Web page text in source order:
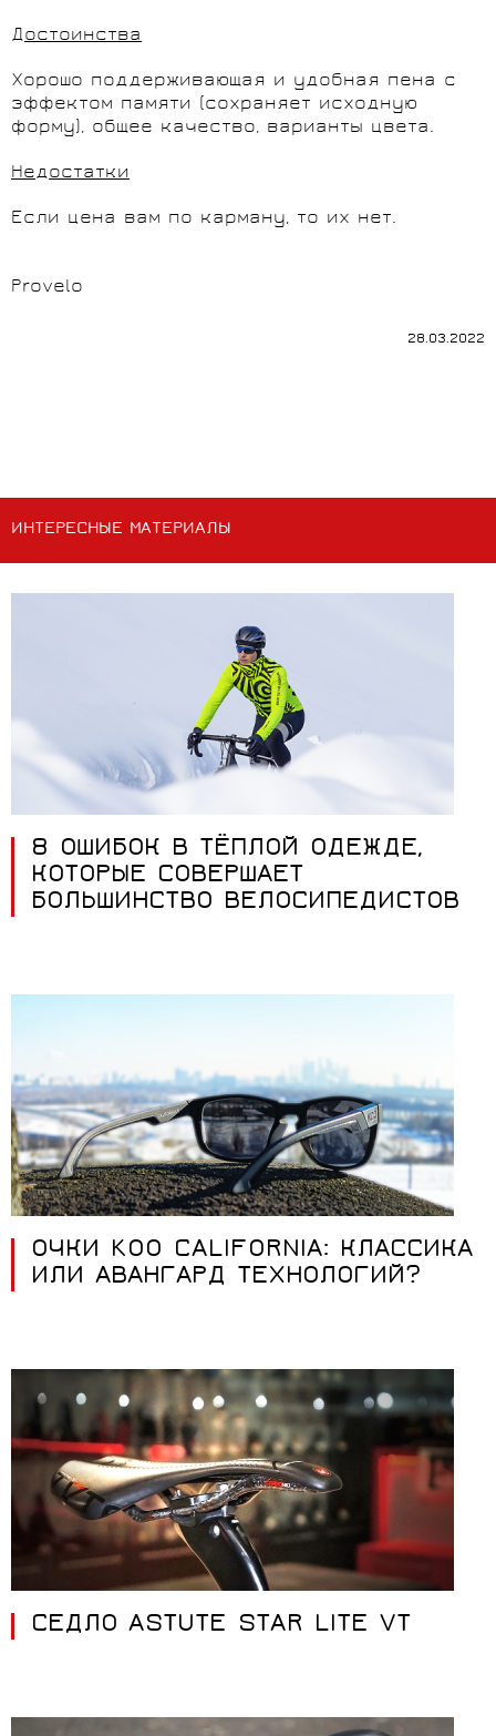
Достоинства
Хорошо поддерживающая и удобная пена с
эффектом памяти (сохраняет исходную
форму), общее качество, варианты цвета.
Недостатки
Если цена вам по карману, то их нет.
Provelo
28.03.2022
ИНТЕРЕСНЫЕ МАТЕРИАЛЫ
8 ОШИБОК В ТЁПЛОЙ ОДЕЖДЕ,
КОТОРЫЕ СОВЕРШАЕТ
БОЛЬШИНСТВО ВЕЛОСИПЕДИСТОВ
ОЧКИ KOO CALIFORNIA: КЛАССИКА
ИЛИ АВАНГАРД ТЕХНОЛОГИЙ?
СЕДЛО ASTUTE STAR LITE VT